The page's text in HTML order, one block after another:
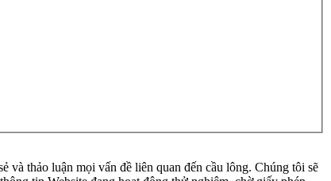
thảo luận mọi vấn đề liên quan đến cầu lông. Chúng tôi sẽ